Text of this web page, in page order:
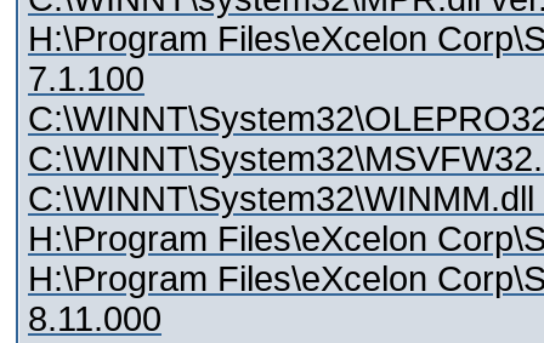
H:\Program Files\eXcelon
7.1.100
H:\Program Files\eXcelon
H:\Program Files\eXcelon
8.11.000